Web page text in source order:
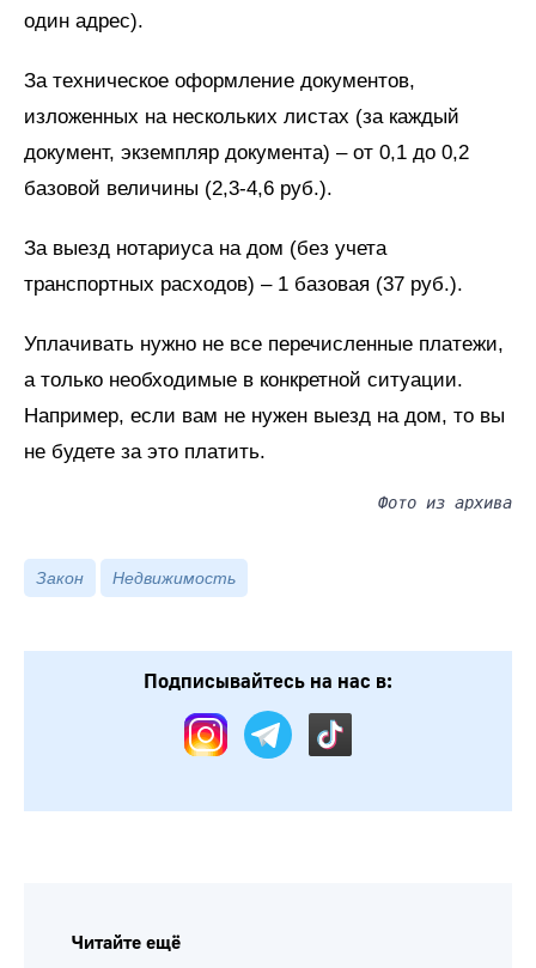
один адрес).
За техническое оформление документов,
изложенных на нескольких листах (за каждый
документ, экземпляр документа) – от 0,1 до 0,2
базовой величины (2,3-4,6 руб.).
За выезд нотариуса на дом (без учета
транспортных расходов) – 1 базовая (37 руб.).
Уплачивать нужно не все перечисленные платежи,
а только необходимые в конкретной ситуации.
Например, если вам не нужен выезд на дом, то вы
не будете за это платить.
Фото из архива
Закон Недвижимость
Подписывайтесь на нас в:
Читайте ещё